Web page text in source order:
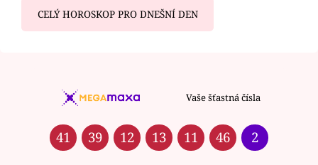
CELÝ HOROSKOP PRO DNEŠNÍ DEN
Vaše šťastná čísla
41 39 12 13 11 46 2